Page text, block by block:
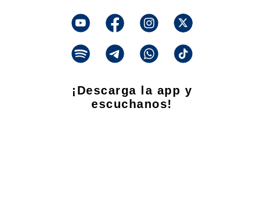
¡Descarga la app y
escuchanos!